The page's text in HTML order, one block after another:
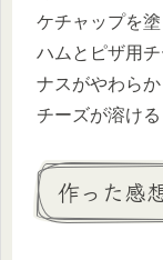
ケチャップを塗
ハムとピザ用
ナスがやわらか
チーズが溶け
作った感